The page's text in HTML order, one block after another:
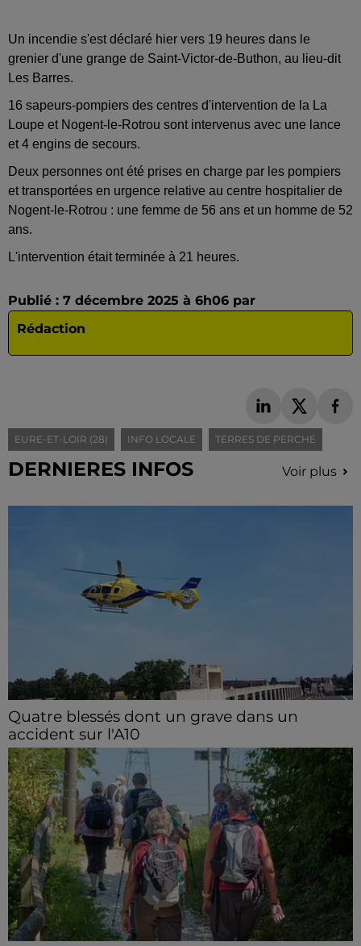
Un incendie s'est déclaré hier vers 19 heures dans le
grenier d'une grange de Saint-Victor-de-Buthon, au lieu-dit
Les Barres.
16 sapeurs-pompiers des centres d'intervention de la La
Loupe et Nogent-le-Rotrou sont intervenus avec une lance
et 4 engins de secours.
Deux personnes ont été prises en charge par les pompiers
et transportées en urgence relative au centre hospitalier de
Nogent-le-Rotrou : une femme de 56 ans et un homme de 52
ans.
L'intervention était terminée à 21 heures.
Publié : 7 décembre 2025 à 6h06 par
Rédaction
EURE-ET-LOIR (28) INFO LOCALE TERRES DE PERCHE
DERNIERES INFOS Voir plus
Quatre blessés dont un grave dans un
accident sur l'A10
Le choc a eu lieu dans la matinée, vendredi 7 août à
hauteur de Sainville en direction d'Orléans.